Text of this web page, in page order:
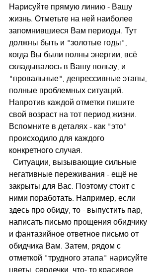
Нарисуйте прямую линию - Вашу
жизнь. Отметьте на ней наиболее
запомнившиеся Вам периоды. Тут
должны быть и "золотые годы",
когда Вы были полны энергии, всё
складывалось в Вашу пользу, и
"провальные", депрессивные этапы,
полные проблемных ситуаций.
Напротив каждой отметки пишите
свой возраст на тот период жизни.
Вспомните в деталях - как "это"
происходило для каждого
конкретного случая.
негативные переживания - ещё не
закрыты для Вас. Поэтому стоит с
ними поработать. Например, если
здесь про обиду, то - выпустить пар,
написать письмо прощения обидчику
и фантазийное ответное письмо от
обидчика Вам. Затем, рядом с
отметкой "трудного этапа" нарисуйте
цветы, сердечки, что- то красивое,